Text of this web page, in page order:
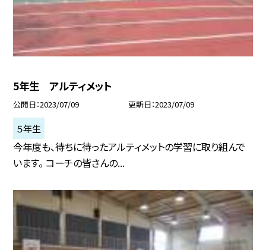
5年生 アルティメット
公開日 2023/07/09 更新日 2023/07/09
５年生
今年度も、待ちに待ったアルティメットの学習に取り組んで
います。 コーチの皆さんの...